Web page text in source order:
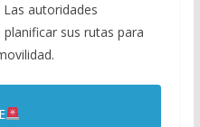
autoridades
sus rutas para